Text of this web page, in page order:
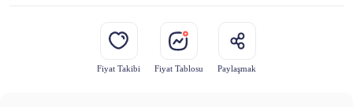
Fiyat Takibi Fiyat Tablosu Paylaşmak